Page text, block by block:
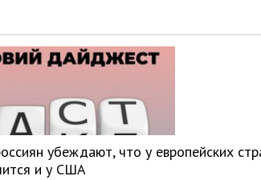
убеждают, что у европейских
и у США